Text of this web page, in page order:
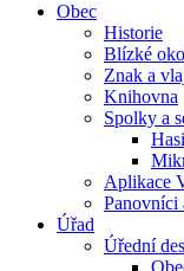
Obec
Historie
Blízké
Znak a
Knihovna
Spolky a
Aplikace
Panovníci
Úřad
Úřední